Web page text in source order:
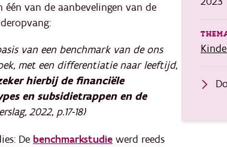
van de aanbevelingen van de
van een benchmark van de ons
met een differentiatie naar leeftijd,
hierbij de financiële
en subsidietrappen en de
2022, p.17-18)
De benchmarkstudie werd reeds